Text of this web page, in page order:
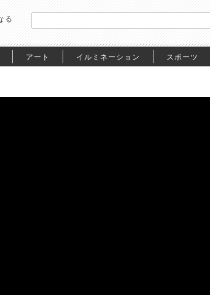
る
アート イルミネーション スポーツ